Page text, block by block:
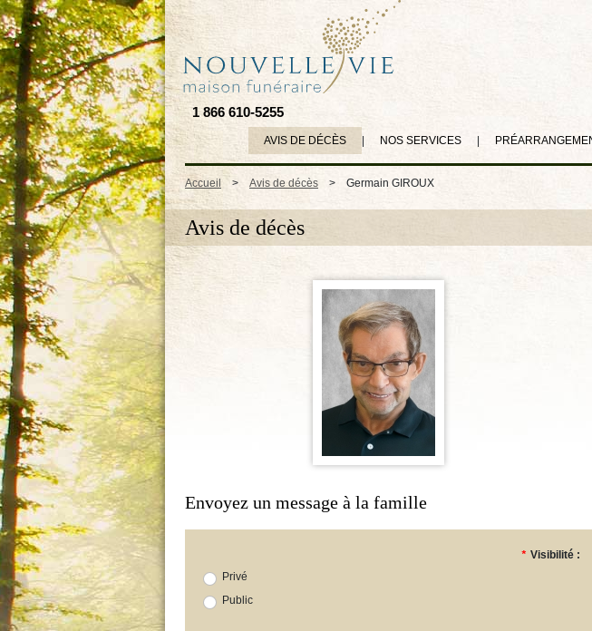
1 866 610-5255
AVIS DE DÉCÈS NOS SERVICES
Accueil > Avis de décès > Germain GIROUX
Avis de décès
Envoyez un message à la famille
* Visibilité :
Privé
Public